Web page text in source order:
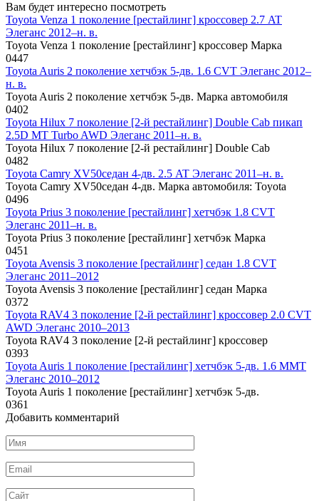
Вам будет интересно посмотреть
Toyota Venza 1 поколение [рестайлинг] кроссовер 2.7 AT
Элеганс 2012–н. в.
Toyota Venza 1 поколение [рестайлинг] кроссовер Марка
0447
Toyota Auris 2 поколение хетчбэк 5-дв. 1.6 CVT Элеганс 2012–
н. в.
Toyota Auris 2 поколение хетчбэк 5-дв. Марка автомобиля
0402
Toyota Hilux 7 поколение [2-й рестайлинг] Double Cab пикап
2.5D MT Turbo AWD Элеганс 2011–н. в.
Toyota Hilux 7 поколение [2-й рестайлинг] Double Cab
0482
Toyota Camry XV50седан 4-дв. 2.5 AT Элеганс 2011–н. в.
Toyota Camry XV50седан 4-дв. Марка автомобиля: Toyota
0496
Toyota Prius 3 поколение [рестайлинг] хетчбэк 1.8 CVT
Элеганс 2011–н. в.
Toyota Prius 3 поколение [рестайлинг] хетчбэк Марка
0451
Toyota Avensis 3 поколение [рестайлинг] седан 1.8 CVT
Элеганс 2011–2012
Toyota Avensis 3 поколение [рестайлинг] седан Марка
0372
Toyota RAV4 3 поколение [2-й рестайлинг] кроссовер 2.0 CVT
AWD Элеганс 2010–2013
Toyota RAV4 3 поколение [2-й рестайлинг] кроссовер
0393
Toyota Auris 1 поколение [рестайлинг] хетчбэк 5-дв. 1.6 MMT
Элеганс 2010–2012
Toyota Auris 1 поколение [рестайлинг] хетчбэк 5-дв.
0361
Добавить комментарий
Имя
*
Email
*
Сайт